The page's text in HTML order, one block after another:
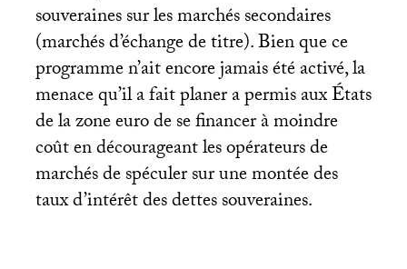
souveraines sur les marchés secondaires
(marchés d’échange de titre). Bien que ce
programme n’ait encore jamais été activé, la
menace qu’il a fait planer a permis aux États
de la zone euro de se financer à moindre
coût en décourageant les opérateurs de
marchés de spéculer sur une montée des
taux d’intérêt des dettes souveraines.